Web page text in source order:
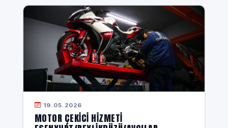
19.05.2026
MOTOR ÇEKICI HIZMETI